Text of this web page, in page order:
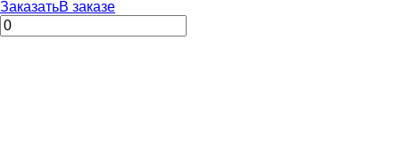
ЗаказатьВ заказе